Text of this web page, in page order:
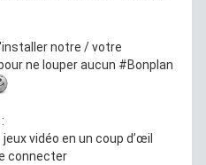
notre / votre
ne louper aucun #Bonplan
:
vidéo en un coup d’œil
connecter